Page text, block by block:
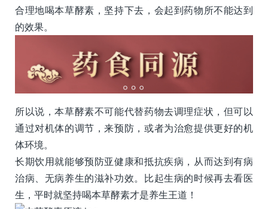
合理地喝本草酵素，坚持下去，会起到药物所不能达到
的效果。
所以说，本草酵素不可能代替药物去调理症状，但可以
通过对机体的调节，来预防，或者为治愈提供更好的机
体环境。
长期饮用就能够预防亚健康和抵抗疾病，从而达到有病
治病、无病养生的滋补功效。比起生病的时候再去看医
生，平时就坚持喝本草酵素才是养生王道！